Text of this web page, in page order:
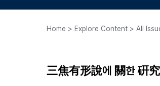
Home > Explore Content > All
三焦有形說에 關한 硏究